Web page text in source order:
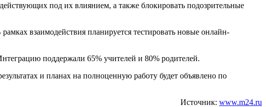
под их влиянием, а также блокировать подозрительные
взаимодействия планируется тестировать новые онлайн-
поддержали 65% учителей и 80% родителей.
и планах на полноценную работу будет объявлено по
Источник: www.m24.ru